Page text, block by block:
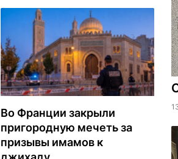
Во Франции закрыли
пригородную мечеть за
призывы имамов к